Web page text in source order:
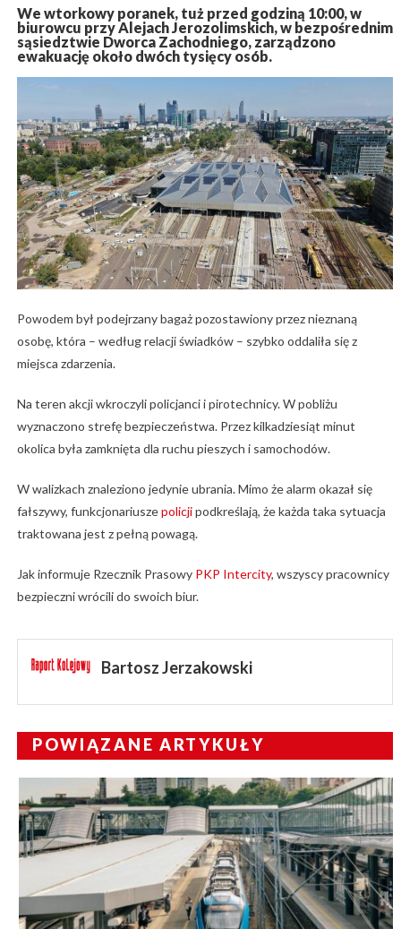
We wtorkowy poranek, tuż przed godziną 10:00, w
biurowcu przy Alejach Jerozolimskich, w bezpośrednim
sąsiedztwie Dworca Zachodniego, zarządzono
ewakuację około dwóch tysięcy osób.
Powodem był podejrzany bagaż pozostawiony przez nieznaną
osobę, która – według relacji świadków – szybko oddaliła się z
miejsca zdarzenia.
Na teren akcji wkroczyli policjanci i pirotechnicy. W pobliżu
wyznaczono strefę bezpieczeństwa. Przez kilkadziesiąt minut
okolica była zamknięta dla ruchu pieszych i samochodów.
W walizkach znaleziono jedynie ubrania. Mimo że alarm okazał się
fałszywy, funkcjonariuszepolicjipodkreślają, że każda taka sytuacja
traktowana jest z pełną powagą.
Jak informuje Rzecznik Prasowy PKP Intercity, wszyscy pracownicy
bezpieczni wrócili do swoich biur.
Bartosz Jerzakowski
POWIĄZANE ARTYKUŁY